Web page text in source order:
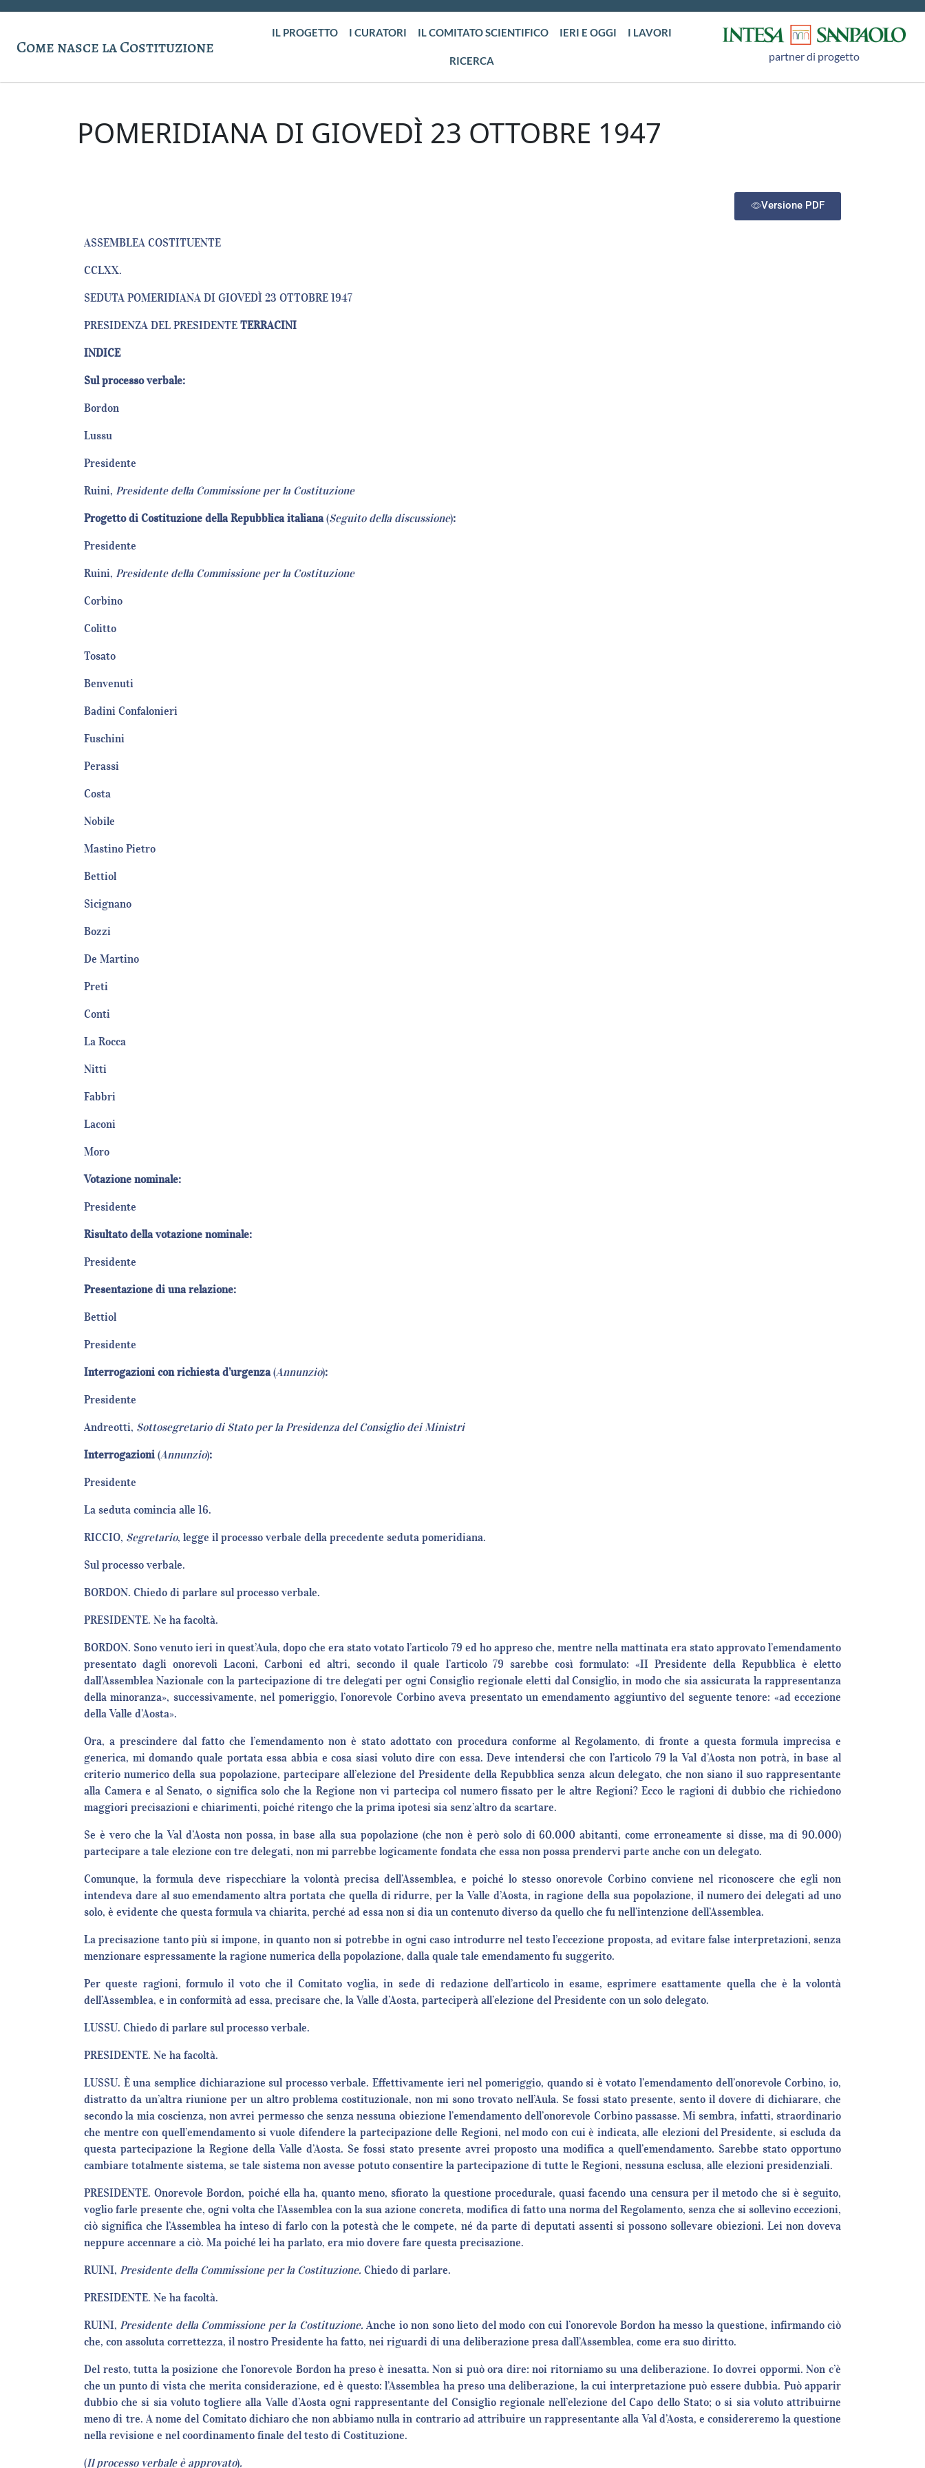
Come nasce la Costituzione
IL PROGETTO I CURATORI IL COMITATO SCIENTIFICO IERI E OGGI I LAVORI
RICERCA partner di progetto
POMERIDIANA DI GIOVEDÌ 23 OTTOBRE 1947
Versione PDF
ASSEMBLEA COSTITUENTE
CCLXX.
SEDUTA POMERIDIANA DI GIOVEDÌ 23 OTTOBRE 1947
PRESIDENZA DEL PRESIDENTE TERRACINI
INDICE
Sul processo verbale:
Bordon
Lussu
Presidente
Ruini, Presidente della Commissione per la Costituzione
Progetto di Costituzione della Repubblica italiana(Seguito della discussione):
Presidente
Ruini, Presidente della Commissione per la Costituzione
Corbino
Colitto
Tosato
Benvenuti
Badini Confalonieri
Fuschini
Perassi
Costa
Nobile
Mastino Pietro
Bettiol
Sicignano
Bozzi
De Martino
Preti
Conti
La Rocca
Nitti
Fabbri
Laconi
Moro
Votazione nominale:
Presidente
Risultato della votazione nominale:
Presidente
Presentazione di una relazione:
Bettiol
Presidente
Interrogazioni con richiesta d’urgenza(Annunzio):
Presidente
Andreotti, Sottosegretario di Stato per la Presidenza del Consiglio dei Ministri
Interrogazioni (Annunzio):
Presidente
La seduta comincia alle 16.
RICCIO, Segretario, legge il processo verbale della precedente seduta pomeridiana.
Sul processo verbale.
BORDON. Chiedo di parlare sul processo verbale.
PRESIDENTE. Ne ha facoltà.
BORDON. Sono venuto ieri in quest’Aula, dopo che era stato votato l’articolo 79 ed ho appreso che, mentre nella mattinata era stato approvato l’emendamento
presentato dagli onorevoli Laconi, Carboni ed altri, secondo il quale l’articolo 79 sarebbe così formulato: «II Presidente della Repubblica è eletto
dall’Assemblea Nazionale con la partecipazione di tre delegati per ogni Consiglio regionale eletti dal Consiglio, in modo che sia assicurata la rappresentanza
della minoranza», successivamente, nel pomeriggio, l’onorevole Corbino aveva presentato un emendamento aggiuntivo del seguente tenore: «ad eccezione
della Valle d’Aosta».
Ora, a prescindere dal fatto che l’emendamento non è stato adottato con procedura conforme al Regolamento, di fronte a questa formula imprecisa e
generica, mi domando quale portata essa abbia e cosa siasi voluto dire con essa. Deve intendersi che con l’articolo 79 la Val d’Aosta non potrà, in base al
criterio numerico della sua popolazione, partecipare all’elezione del Presidente della Repubblica senza alcun delegato, che non siano il suo rappresentante
alla Camera e al Senato, o significa solo che la Regione non vi partecipa col numero fissato per le altre Regioni? Ecco le ragioni di dubbio che richiedono
maggiori precisazioni e chiarimenti, poiché ritengo che la prima ipotesi sia senz’altro da scartare.
Se è vero che la Val d’Aosta non possa, in base alla sua popolazione (che non è però solo di 60.000 abitanti, come erroneamente si disse, ma di 90.000)
partecipare a tale elezione con tre delegati, non mi parrebbe logicamente fondata che essa non possa prendervi parte anche con un delegato.
Comunque, la formula deve rispecchiare la volontà precisa dell’Assemblea, e poiché lo stesso onorevole Corbino conviene nel riconoscere che egli non
intendeva dare al suo emendamento altra portata che quella di ridurre, per la Valle d’Aosta, in ragione della sua popolazione, il numero dei delegati ad uno
solo, è evidente che questa formula va chiarita, perché ad essa non si dia un contenuto diverso da quello che fu nell’intenzione dell’Assemblea.
La precisazione tanto più si impone, in quanto non si potrebbe in ogni caso introdurre nel testo l’eccezione proposta, ad evitare false interpretazioni, senza
menzionare espressamente la ragione numerica della popolazione, dalla quale tale emendamento fu suggerito.
Per queste ragioni, formulo il voto che il Comitato voglia, in sede di redazione dell’articolo in esame, esprimere esattamente quella che è la volontà
dell’Assemblea, e in conformità ad essa, precisare che, la Valle d’Aosta, parteciperà all’elezione del Presidente con un solo delegato.
LUSSU. Chiedo di parlare sul processo verbale.
PRESIDENTE. Ne ha facoltà.
LUSSU. È una semplice dichiarazione sul processo verbale. Effettivamente ieri nel pomeriggio, quando si è votato l’emendamento dell’onorevole Corbino, io,
distratto da un’altra riunione per un altro problema costituzionale, non mi sono trovato nell’Aula. Se fossi stato presente, sento il dovere di dichiarare, che
secondo la mia coscienza, non avrei permesso che senza nessuna obiezione l’emendamento dell’onorevole Corbino passasse. Mi sembra, infatti, straordinario
che mentre con quell’emendamento si vuole difendere la partecipazione delle Regioni, nel modo con cui è indicata, alle elezioni del Presidente, si escluda da
questa partecipazione la Regione della Valle d’Aosta. Se fossi stato presente avrei proposto una modifica a quell’emendamento. Sarebbe stato opportuno
cambiare totalmente sistema, se tale sistema non avesse potuto consentire la partecipazione di tutte le Regioni, nessuna esclusa, alle elezioni presidenziali.
PRESIDENTE. Onorevole Bordon, poiché ella ha, quanto meno, sfiorato la questione procedurale, quasi facendo una censura per il metodo che si è seguito,
voglio farle presente che, ogni volta che l’Assemblea con la sua azione concreta, modifica di fatto una norma del Regolamento, senza che si sollevino eccezioni,
ciò significa che l’Assemblea ha inteso di farlo con la potestà che le compete, né da parte di deputati assenti si possono sollevare obiezioni. Lei non doveva
neppure accennare a ciò. Ma poiché lei ha parlato, era mio dovere fare questa precisazione.
RUINI, Presidente della Commissione per la Costituzione. Chiedo di parlare.
PRESIDENTE. Ne ha facoltà.
RUINI,Presidente della Commissione per la Costituzione.Anche io non sono lieto del modo con cui l’onorevole Bordon ha messo la questione, infirmando ciò
che, con assoluta correttezza, il nostro Presidente ha fatto, nei riguardi di una deliberazione presa dall’Assemblea, come era suo diritto.
Del resto, tutta la posizione che l’onorevole Bordon ha preso è inesatta. Non si può ora dire: noi ritorniamo su una deliberazione. Io dovrei oppormi. Non c’è
che un punto di vista che merita considerazione, ed è questo: l’Assemblea ha preso una deliberazione, la cui interpretazione può essere dubbia. Può apparir
dubbio che si sia voluto togliere alla Valle d’Aosta ogni rappresentante del Consiglio regionale nell’elezione del Capo dello Stato; o si sia voluto attribuirne
meno di tre. A nome del Comitato dichiaro che non abbiamo nulla in contrario ad attribuire un rappresentante alla Val d’Aosta, e considereremo la questione
nella revisione e nel coordinamento finale del testo di Costituzione.
(Il processo verbale è approvato).